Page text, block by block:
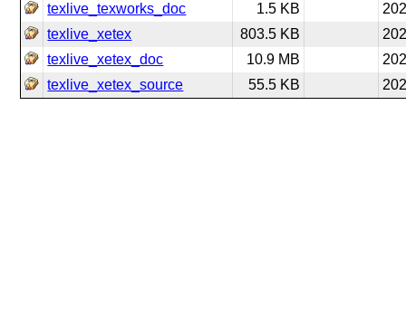
texlive_texworks_doc
1.5 KB
texlive_xetex
803.5 KB
texlive_xetex_doc
10.9 MB
texlive_xetex_source
55.5 KB